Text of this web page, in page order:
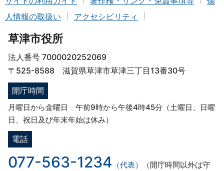
人情報の取扱い
アクセシビリティ
草津市役所
法人番号 7000020252069
〒525-8588 滋賀県草津市草津三丁目13番30号
開庁時間
月曜日から金曜日 午前9時から午後4時45分（土曜日、日曜
日、祝日及び年末年始は休み）
電話
077-563-1234 （代表） （開庁時間以外は守